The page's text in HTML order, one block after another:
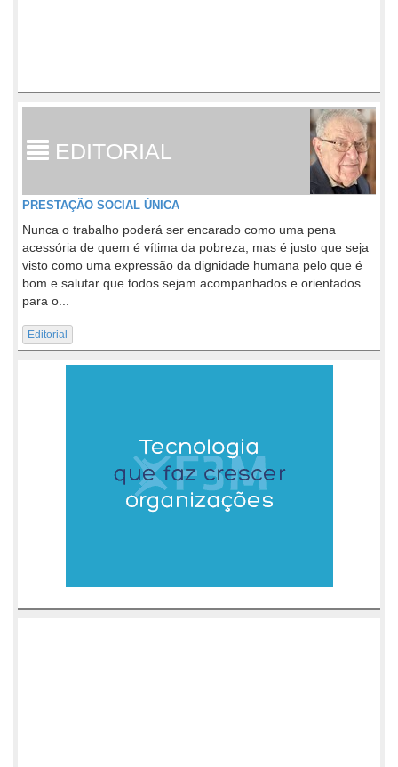
EDITORIAL
PRESTAÇÃO SOCIAL ÚNICA
Nunca o trabalho poderá ser encarado como uma pena
acessória de quem é vítima da pobreza, mas é justo que seja
visto como uma expressão da dignidade humana pelo que é
bom e salutar que todos sejam acompanhados e orientados
para o...
Editorial